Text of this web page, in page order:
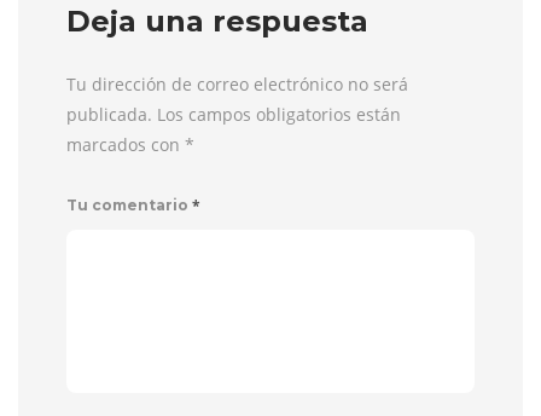
Deja una respuesta
Tu dirección de correo electrónico no será
publicada. Los campos obligatorios están
marcados con *
Tu comentario *